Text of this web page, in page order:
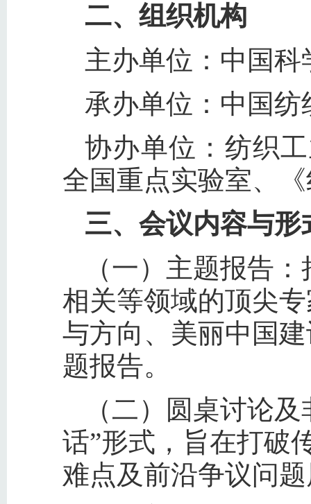
二、组织机构
主办单位：中国科
承办单位：中国纺
协办单位：纺织
全国重点实验室、
三、会议内容与形
（一）主题报告
相关等领域的顶尖
与方向、美丽中国
题报告。
（二）圆桌讨论
话”形式，旨在打破
难点及前沿争议问